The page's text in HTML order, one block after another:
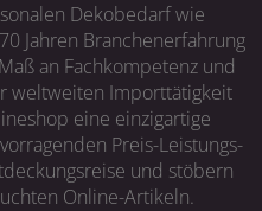
Dekobedarf wie
Jahren Branchenerfahrung
an Fachkompetenz und
weltweiten Importtätigkeit
eine einzigartige
Preis-Leistungs-
und stöbern
Online-Artikeln.